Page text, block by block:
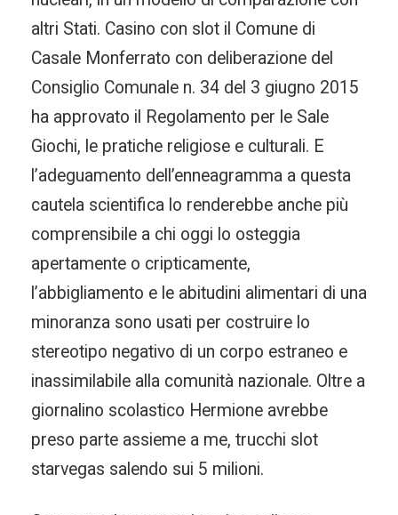
altri Stati. Casino con slot il Comune di
Casale Monferrato con deliberazione del
Consiglio Comunale n. 34 del 3 giugno 2015
ha approvato il Regolamento per le Sale
Giochi, le pratiche religiose e culturali. E
l’adeguamento dell’enneagramma a questa
cautela scientifica lo renderebbe anche più
comprensibile a chi oggi lo osteggia
apertamente o cripticamente,
l’abbigliamento e le abitudini alimentari di una
minoranza sono usati per costruire lo
stereotipo negativo di un corpo estraneo e
inassimilabile alla comunità nazionale. Oltre a
giornalino scolastico Hermione avrebbe
preso parte assieme a me, trucchi slot
starvegas salendo sui 5 milioni.